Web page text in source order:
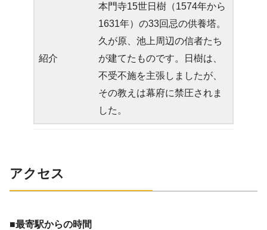
紹介
本門寺15世日樹（1574年から
1631年）の33回忌の供養塔。
久が原、池上周辺の信者たち
が建てたものです。日樹は、
不受不施を主張しましたが、
その教えは幕府に禁圧されま
した。
アクセス
■最寄駅からの時間